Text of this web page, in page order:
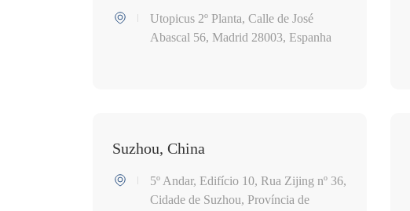
Utopicus 2º Planta, Calle de José
Abascal 56, Madrid 28003, Espanha
Suzhou, China
5º Andar, Edifício 10, Rua Zijing nº 36,
Cidade de Suzhou, Província de